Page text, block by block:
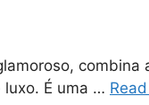
É uma …